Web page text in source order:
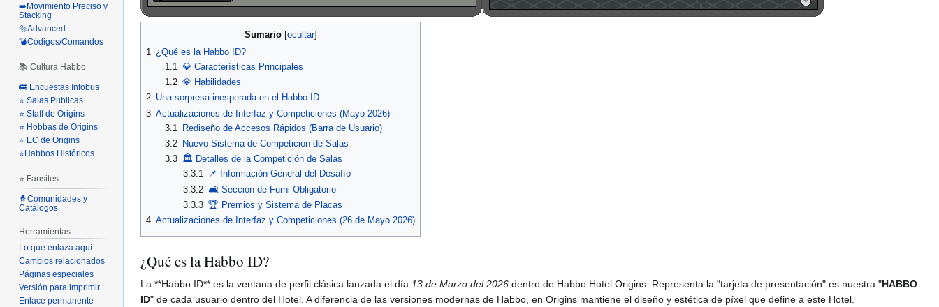
Sumario
1
¿Qué es la Habbo ID?
1.1 💎 Características Principales
1.2 💎 Habilidades
2 Una sorpresa inesperada en el Habbo ID
3 Actualizaciones de Interfaz y Competiciones (Mayo 2026)
3.1
Rediseño de Accesos Rápidos (Barra de Usuario)
3.2
Nuevo Sistema de Competición de Salas
3.3 🏛️ Detalles de la Competición de Salas
3.3.1 📌 Información General del Desafío
3.3.2 🛋️ Sección de Furni Obligatorio
3.3.3 🏆 Premios y Sistema de Placas
4 Actualizaciones de Interfaz y Competiciones (26 de Mayo 2026)
¿Qué es la Habbo ID?
La **Habbo ID** es la ventana de perfil clásica lanzada el día 13 de Marzo del 2026 dentro de Habbo Hotel Origins. Representa la "tarjeta de presentación" es nuestra "HABBO
ID" de cada usuario dentro del Hotel. A diferencia de las versiones modernas de Habbo, en Origins mantiene el diseño y estética de píxel que define a este Hotel.
➡️Movimiento Preciso y
Stacking
🔩Advanced
💣Códigos/Comandos
📚 Cultura Habbo
🚌 Encuestas Infobus
⭐ Salas Publicas
⭐ Staff de Origins
⭐ Hobbas de Origins
⭐ EC de Origins
⭐Habbos Históricos
⭐ Fansites
🧙Comunidades y
Catálogos
Herramientas
Lo que enlaza aquí
Cambios relacionados
Páginas especiales
Versión para imprimir
Enlace permanente